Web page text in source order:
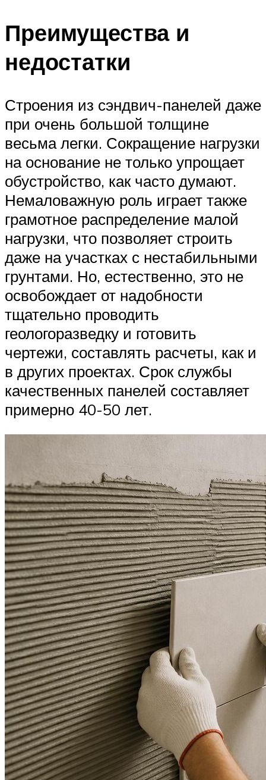
Преимущества и
недостатки
Строения из сэндвич-панелей даже
при очень большой толщине
весьма легки. Сокращение нагрузки
на основание не только упрощает
обустройство, как часто думают.
Немаловажную роль играет также
грамотное распределение малой
нагрузки, что позволяет строить
даже на участках с нестабильными
грунтами. Но, естественно, это не
освобождает от надобности
тщательно проводить
геологоразведку и готовить
чертежи, составлять расчеты, как и
в других проектах. Срок службы
качественных панелей составляет
примерно 40-50 лет.